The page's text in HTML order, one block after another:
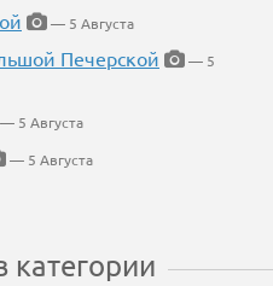
— 5 Августа
Печерской
— 5
— 5 Августа
— 5 Августа